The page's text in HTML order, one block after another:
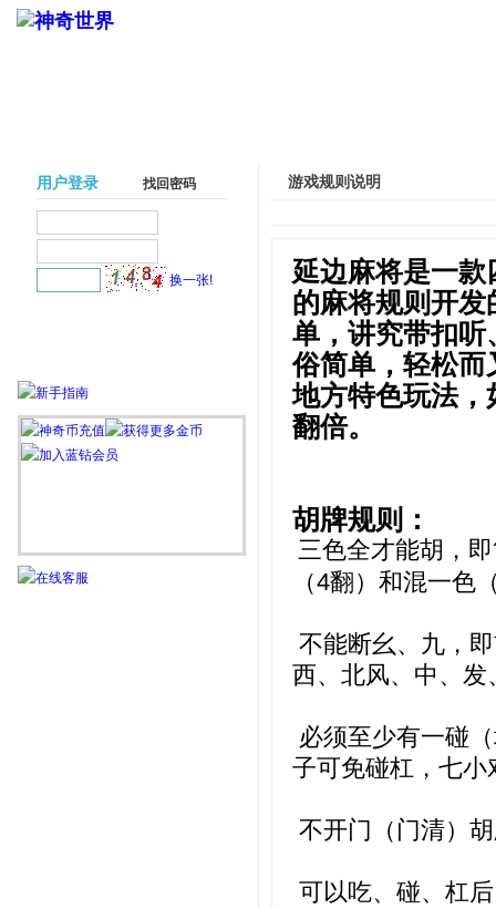
用户登录 找回密码
换一张!
游戏规则说明
延边麻将是一
的麻将规则开
单，讲究带扣听
俗简单，轻松而
地方特色玩法
翻倍。
胡牌规则：
三色全才能胡，
（4翻）和混一色
不能断幺、九，
西、北风、中、
必须至少有一碰
子可免碰杠，七小
不开门（门清）
可以吃、碰、杠